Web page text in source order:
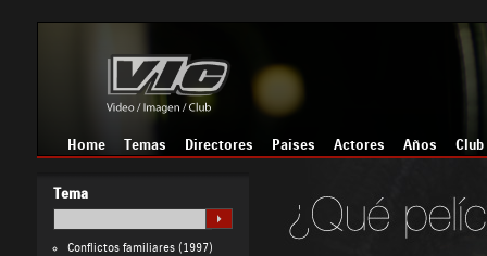
Home Temas Directores Países Actores Años Club
Tema
Conflictos familiares(1997)